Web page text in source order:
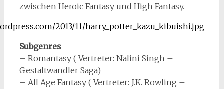
zwischen Heroic Fantasy und High Fantasy.
Subgenres
– Romantasy ( Vertreter: Nalini Singh –
Gestaltwandler Saga)
– All Age Fantasy ( Vertreter: J.K. Rowling –